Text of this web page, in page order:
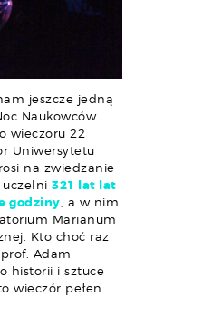
jeszcze jedną
Naukowców.
wieczoru 22
Uniwersytetu
na zwiedzanie
uczelni 321 lat lat
godziny , a w nim
Marianum
Kto choć raz
prof. Adam
historii i sztuce
wieczór pełen